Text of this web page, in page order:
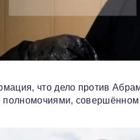
что дело против
полномочиями,